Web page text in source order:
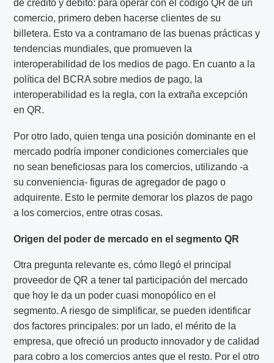
de crédito y débito: para operar con el código QR de un
comercio, primero deben hacerse clientes de su
billetera. Esto va a contramano de las buenas prácticas y
tendencias mundiales, que promueven la
interoperabilidad de los medios de pago. En cuanto a la
política del BCRA sobre medios de pago, la
interoperabilidad es la regla, con la extraña excepción
en QR.
Por otro lado, quien tenga una posición dominante en el
mercado podría imponer condiciones comerciales que
no sean beneficiosas para los comercios, utilizando -a
su conveniencia- figuras de agregador de pago o
adquirente. Esto le permite demorar los plazos de pago
a los comercios, entre otras cosas.
Origen del poder de mercado en el segmento QR
Otra pregunta relevante es, cómo llegó el principal
proveedor de QR a tener tal participación del mercado
que hoy le da un poder cuasi monopólico en el
segmento. A riesgo de simplificar, se pueden identificar
dos factores principales: por un lado, el mérito de la
empresa, que ofreció un producto innovador y de calidad
para cobro a los comercios antes que el resto. Por el otro